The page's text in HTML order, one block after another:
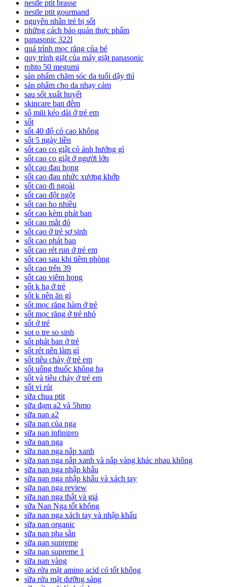
nestle ptit brasse
nestle ptit gourmand
nguyên nhân trẻ bị sốt
những cách bảo quản thực phẩm
panasonic 322l
quá trình mọc răng của bé
quy trình giặt của máy giặt panasonic
rohto 50 megumi
sản phẩm chăm sóc da tuổi dậy thì
sản phẩm cho da nhạy cảm
sau sốt xuất huyết
skincare ban đêm
sổ mũi kéo dài ở trẻ em
sốt
sốt 40 độ có cao không
sốt 5 ngày liền
sốt cao co giật có ảnh hưởng gì
sốt cao co giật ở người lớn
sốt cao đau họng
sốt cao đau nhức xương khớp
sốt cao đi ngoài
sốt cao đột ngột
sốt cao ho nhiều
sốt cao kèm phát ban
sốt cao mắt đỏ
sốt cao ở trẻ sơ sinh
sốt cao phát ban
sốt cao rét run ở trẻ em
sốt cao sau khi tiêm phòng
sốt cao trên 39
sốt cao viêm họng
sốt k hạ ở trẻ
sốt k nên ăn gì
sốt mọc răng hàm ở trẻ
sốt mọc răng ở trẻ nhỏ
sốt ở trẻ
sot o tre so sinh
sốt phát ban ở trẻ
sốt rét nên làm gì
sốt tiêu chảy ở trẻ em
sốt uống thuốc không hạ
sốt và tiêu chảy ở trẻ em
sốt vi rút
sữa chua ptit
sữa đạm a2 và 5hmo
sữa nan a2
sữa nan của nga
sữa nan infinipro
sữa nan nga
sữa nan nga nắp xanh
sữa nan nga nắp xanh và nắp vàng khác nhau không
sữa nan nga nhập khẩu
sữa nan nga nhập khẩu và xách tay
sữa nan nga review
sữa nan nga thật và giả
sữa Nan Nga tốt không
sữa nan nga xách tay và nhập khẩu
sữa nan organic
sữa nan pha sẵn
sữa nan supreme
sữa nan supreme 1
sữa nan vàng
sữa rửa mặt amino acid có tốt không
sữa rửa mặt dưỡng sáng